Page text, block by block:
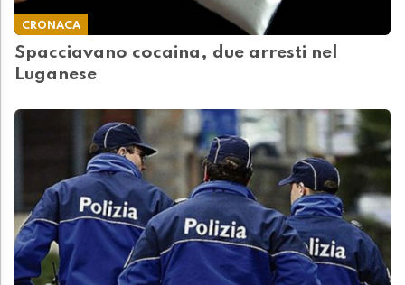
CRONACA
Spacciavano cocaina, due arresti nel
Luganese